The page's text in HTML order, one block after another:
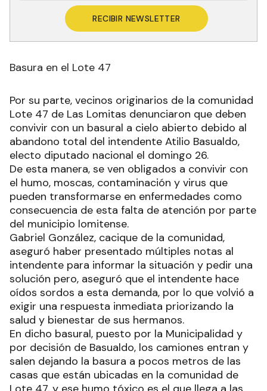
RECIBIR NEWSLETTER
Basura en el Lote 47
Por su parte, vecinos originarios de la comunidad
Lote 47 de Las Lomitas denunciaron que deben
convivir con un basural a cielo abierto debido al
abandono total del intendente Atilio Basualdo,
electo diputado nacional el domingo 26.
De esta manera, se ven obligados a convivir con
el humo, moscas, contaminación y virus que
pueden transformarse en enfermedades como
consecuencia de esta falta de atención por parte
del municipio lomitense.
Gabriel González, cacique de la comunidad,
aseguró haber presentado múltiples notas al
intendente para informar la situación y pedir una
solución pero, aseguró que el intendente hace
oídos sordos a esta demanda, por lo que volvió a
exigir una respuesta inmediata priorizando la
salud y bienestar de sus hermanos.
En dicho basural, puesto por la Municipalidad y
por decisión de Basualdo, los camiones entran y
salen dejando la basura a pocos metros de las
casas que están ubicadas en la comunidad de